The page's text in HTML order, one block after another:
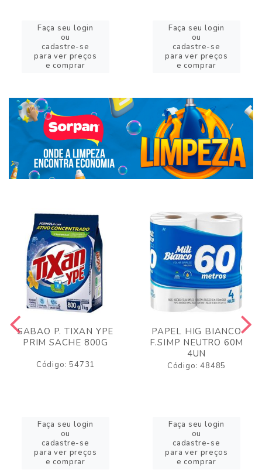
Faça seu login
ou
cadastre-se
para ver preços
e comprar
Faça seu login
ou
cadastre-se
para ver preços
e comprar
SABAO P. TIXAN YPE
PRIM SACHE 800G
Código: 54731
Faça seu login
ou
cadastre-se
para ver preços
e comprar
PAPEL HIG BIANCO
F.SIMP NEUTRO 60M
4UN
Código: 48485
Faça seu login
ou
cadastre-se
para ver preços
e comprar